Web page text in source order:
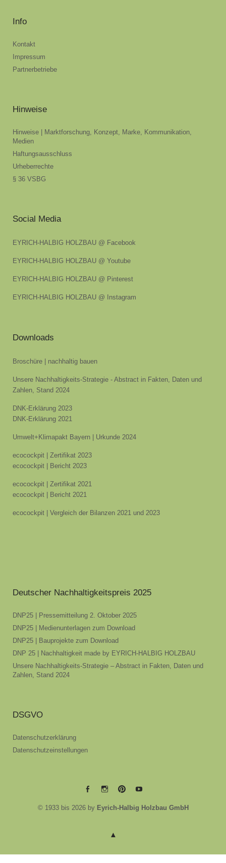
Info
Kontakt
Impressum
Partnerbetriebe
Hinweise
Hinweise | Marktforschung, Konzept, Marke, Kommunikation,
Medien
Haftungsausschluss
Urheberrechte
§ 36 VSBG
Social Media
EYRICH-HALBIG HOLZBAU @ Facebook
EYRICH-HALBIG HOLZBAU @ Youtube
EYRICH-HALBIG HOLZBAU @ Pinterest
EYRICH-HALBIG HOLZBAU @ Instagram
Downloads
Broschüre | nachhaltig bauen
Unsere Nachhaltigkeits-Strategie - Abstract in Fakten, Daten und
Zahlen, Stand 2024
DNK-Erklärung 2023
DNK-Erklärung 2021
Umwelt+Klimapakt Bayern | Urkunde 2024
ecocockpit | Zertifikat 2023
ecocockpit | Bericht 2023
ecocockpit | Zertifikat 2021
ecocockpit | Bericht 2021
ecocockpit | Vergleich der Bilanzen 2021 und 2023
Deutscher Nachhaltigkeitspreis 2025
DNP25 | Pressemitteilung 2. Oktober 2025
DNP25 | Medienunterlagen zum Download
DNP25 | Bauprojekte zum Download
DNP 25 | Nachhaltigkeit made by EYRICH-HALBIG HOLZBAU
Unsere Nachhaltigkeits-Strategie – Abstract in Fakten, Daten und
Zahlen, Stand 2024
DSGVO
Datenschutzerklärung
Datenschutzeinstellungen
EYRICH-EYRICH-EYRICH-EYRICH-
© 1933 bis 2026 by Eyrich-Halbig Holzbau GmbH